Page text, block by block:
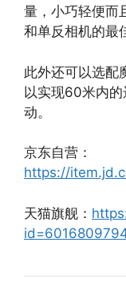
量，小巧轻便而
和单反相机的最
此外还可以选配
以实现60米内
动。
京东自营：
https://
天猫旗舰：